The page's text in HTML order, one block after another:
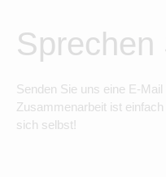
Sprechen
Senden Sie uns eine E-
Zusammenarbeit ist
sich selbst!